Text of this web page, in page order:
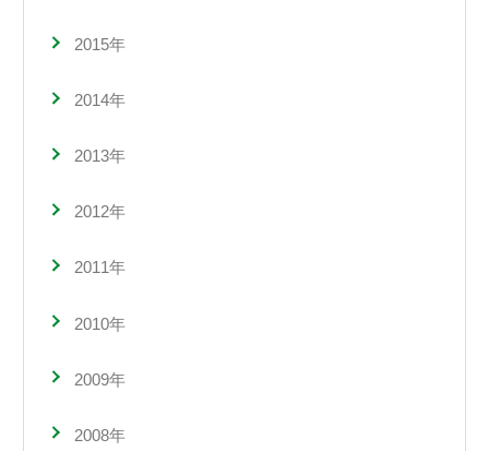
2015年
2014年
2013年
2012年
2011年
2010年
2009年
2008年